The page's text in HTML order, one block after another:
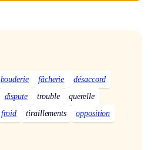
bouderie fâcherie
désaccord
dispute trouble
querelle
froid tiraillements
opposition